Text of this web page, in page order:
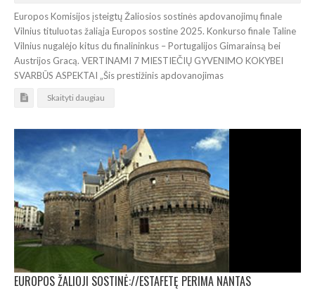
Europos Komisijos įsteigtų Žaliosios sostinės apdovanojimų finale
Vilnius tituluotas žaliąja Europos sostine 2025. Konkurso finale Taline
Vilnius nugalėjo kitus du finalininkus – Portugalijos Gimarainsą bei
Austrijos Gracą. VERTINAMI 7 MIESTIEČIŲ GYVENIMO KOKYBEI
SVARBŪS ASPEKTAI „Šis prestižinis apdovanojimas
Skaityti daugiau
EUROPOS ŽALIOJI SOSTINĖ://ESTAFETĘ PERIMA NANTAS